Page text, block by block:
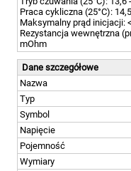
Praca cykliczna (25°C):
Maksymalny prąd inicjacji:
Rezystancja wewnętrzna
mOhm
Dane szczegółowe
Nazwa
Typ
Symbol
Napięcie
Pojemność
Wymiary